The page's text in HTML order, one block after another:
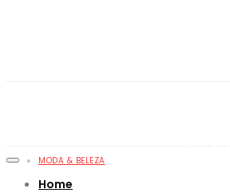
Home
MODA & BELEZA